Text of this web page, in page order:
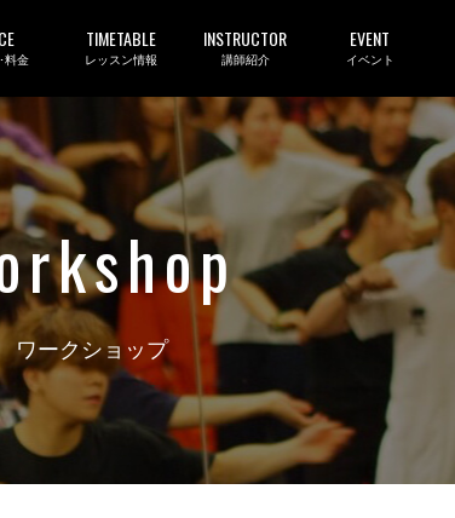
料金
TIMETABLE
レッスン情報
INSTRUCTOR
講師紹介
EVENT
イベント
ワークショップ